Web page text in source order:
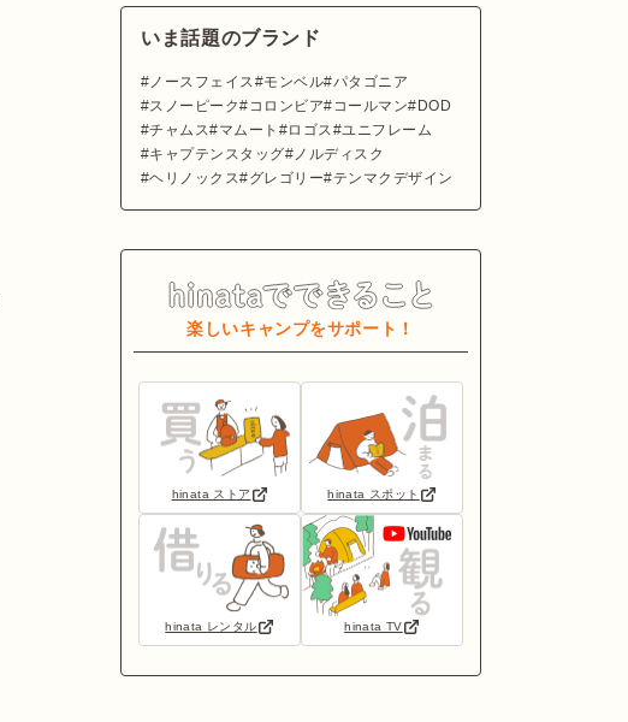
いま話題のブランド
ノースフェイス モンベル パタゴニア
スノーピーク
コロンビア コールマン
DOD
チャムス
マムート ロゴス
ユニフレーム
キャプテンスタッグ
ノルディスク
ヘリノックス
グレゴリー テンマクデザイン
楽しいキャンプをサポート！
hinata ストア hinata スポット
hinata レンタル hinata TV